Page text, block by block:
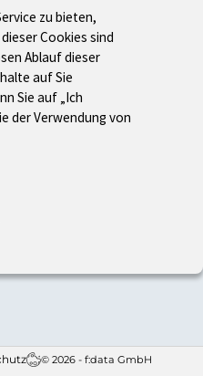
© 2026 - f:data GmbH
zu bieten,
Cookies sind
Ablauf dieser
auf Sie
Sie auf „Ich
der Verwendung von